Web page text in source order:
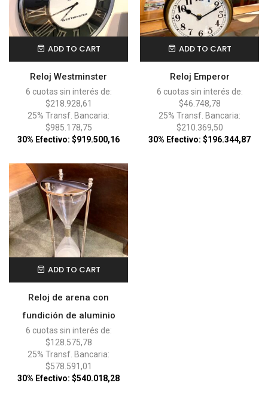
ADD TO CART
Reloj Westminster
6 cuotas sin interés de:
$218.928,61
25% Transf. Bancaria:
$985.178,75
30% Efectivo: $919.500,16
ADD TO CART
Reloj Emperor
6 cuotas sin interés de:
$46.748,78
25% Transf. Bancaria:
$210.369,50
30% Efectivo: $196.344,87
ADD TO CART
Reloj de arena con
fundición de aluminio
6 cuotas sin interés de:
$128.575,78
25% Transf. Bancaria:
$578.591,01
30% Efectivo: $540.018,28